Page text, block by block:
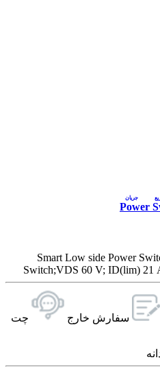
Power
جريان
Smart Low side Power
Switch;VDS 60 V; ID(lim) 21
سفارش خارج چت